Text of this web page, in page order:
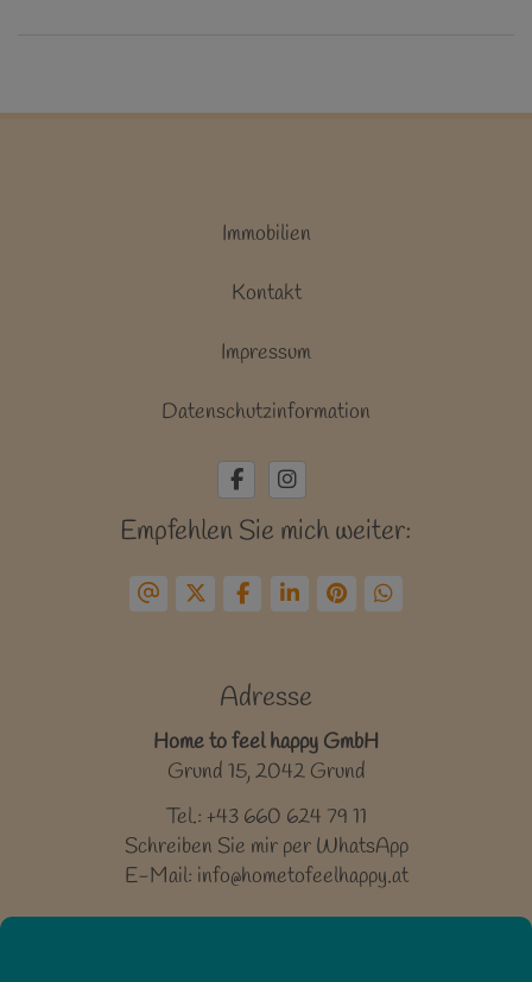
Immobilien
Kontakt
Impressum
Datenschutzinformation
Empfehlen Sie mich weiter:
Adresse
Home to feel happy GmbH
Grund 15, 2042 Grund
Tel.: +43 660 624 79 11
Schreiben Sie mir per WhatsApp
E-Mail: info@hometofeelhappy.at